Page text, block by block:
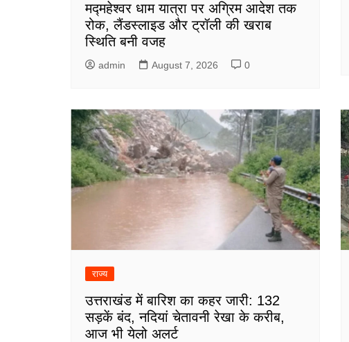
मद्महेश्वर धाम यात्रा पर अग्रिम आदेश तक
रोक, लैंडस्लाइड और ट्रॉली की खराब
स्थिति बनी वजह
admin August 7, 2026 0
राज्य
उत्तराखंड में बारिश का कहर जारी: 132
सड़कें बंद, नदियां चेतावनी रेखा के करीब,
आज भी येलो अलर्ट